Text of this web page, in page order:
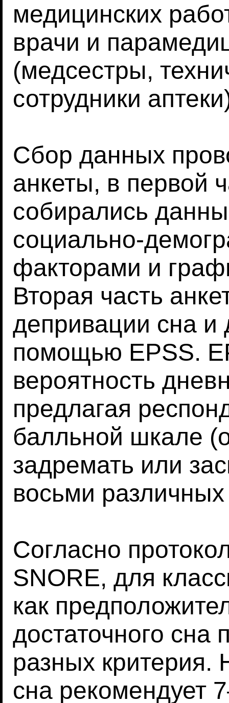
медицинских
врачи и
(медсестры,
сотрудники
Сбор данных
анкеты, в первой
собирались
социально-
факторами и
Вторая часть
депривации сна и
помощью EPSS.
вероятность
предлагая
балльной шкале
задремать или
восьми
Согласно
SNORE, для
как
достаточного сна
разных
сна рекомендует